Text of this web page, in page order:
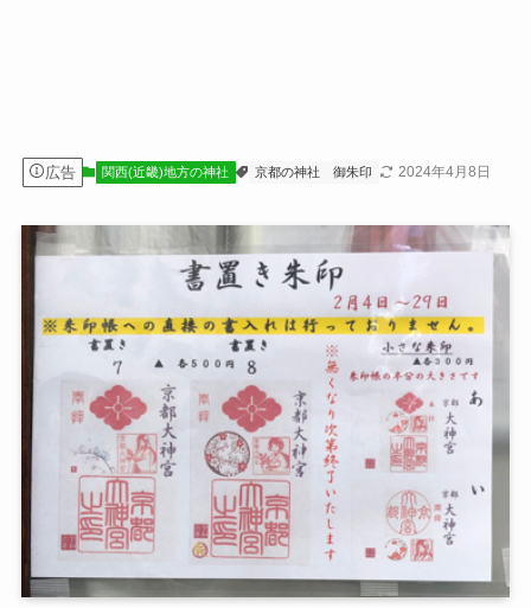
広告 関西(近畿)地方の神社 京都の神社 御朱印 2024年4月8日